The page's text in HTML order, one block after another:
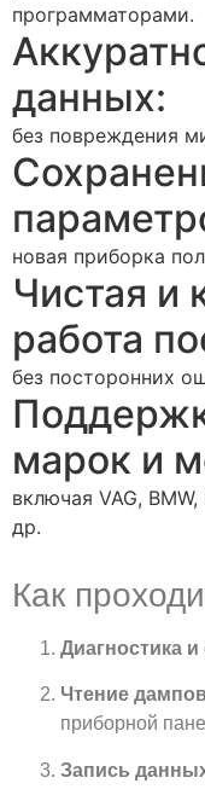
программаторами.
данных:
без повреждения
новая приборка
Чистая и
работа
без посторонних
марок и
включая VAG,
др.
Как
Диагностика
Чтение
приборной
Запись